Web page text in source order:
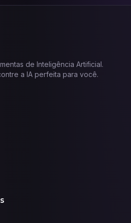
de Inteligência Artificial.
a IA perfeita para você.